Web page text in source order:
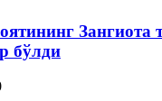
Зангиота
бўлди